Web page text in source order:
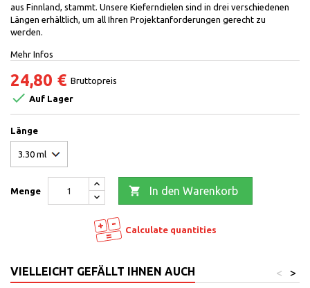
aus Finnland, stammt. Unsere Kieferndielen sind in drei verschiedenen
Längen erhältlich, um all Ihren Projektanforderungen gerecht zu
werden.
Mehr Infos
24,80 € Bruttopreis
 Auf Lager
Länge
Menge  In den Warenkorb
Calculate quantities
VIELLEICHT GEFÄLLT IHNEN AUCH >
<